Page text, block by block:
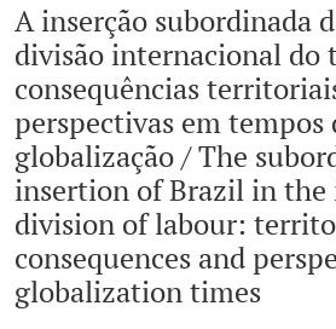
A inserção subordinada
divisão internacional do
consequências
perspectivas em tempos
globalização / The
insertion of Brazil in
division of labour:
consequences and
globalization times